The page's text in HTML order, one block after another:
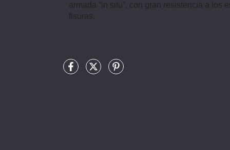
armada “in situ”, con gran resistencia a los
fisuras.